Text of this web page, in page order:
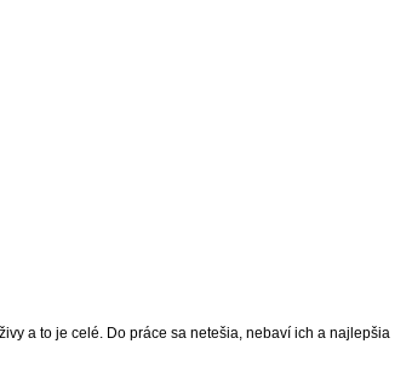
a to je celé. Do práce sa netešia, nebaví ich a najlepšia